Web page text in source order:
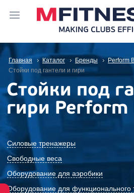
Главная Каталог Бренды
Perform
Стойки под гантели и гири
Стойки под
гири
Силовые тренажеры
Свободные веса
Оборудование для аэробики
Оборудование для функционального